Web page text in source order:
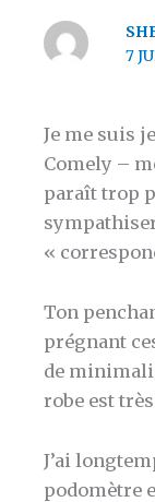
7
Je me suis
Comely –
paraît trop
«
Ton
prégnant
de
robe est
J’ai
podomètre